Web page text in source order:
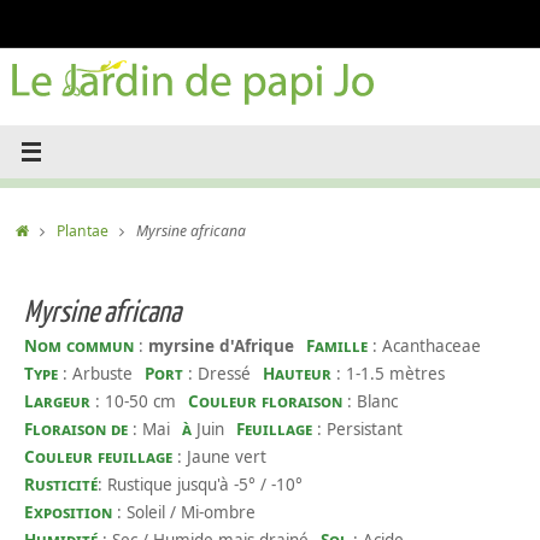
contenu
AccueilPlantae Myrsine africana
Myrsine africana
Nom commun : myrsine d'Afrique Famille : Acanthaceae
Type : Arbuste Port : Dressé Hauteur : 1-1.5 mètres
Largeur : 10-50 cm Couleur floraison : Blanc
Floraison de : Mai à Juin Feuillage : Persistant
Couleur feuillage : Jaune vert
Rusticité: Rustique jusqu'à -5° / -10°
Exposition : Soleil / Mi-ombre